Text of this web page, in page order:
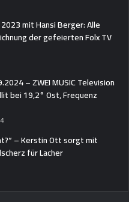
mit Hansi Berger: Alle
der gefeierten Folx TV
– ZWEI MUSIC Television
bei 19,2° Ost, Frequenz
– Kerstin Ott sorgt mit
für Lacher